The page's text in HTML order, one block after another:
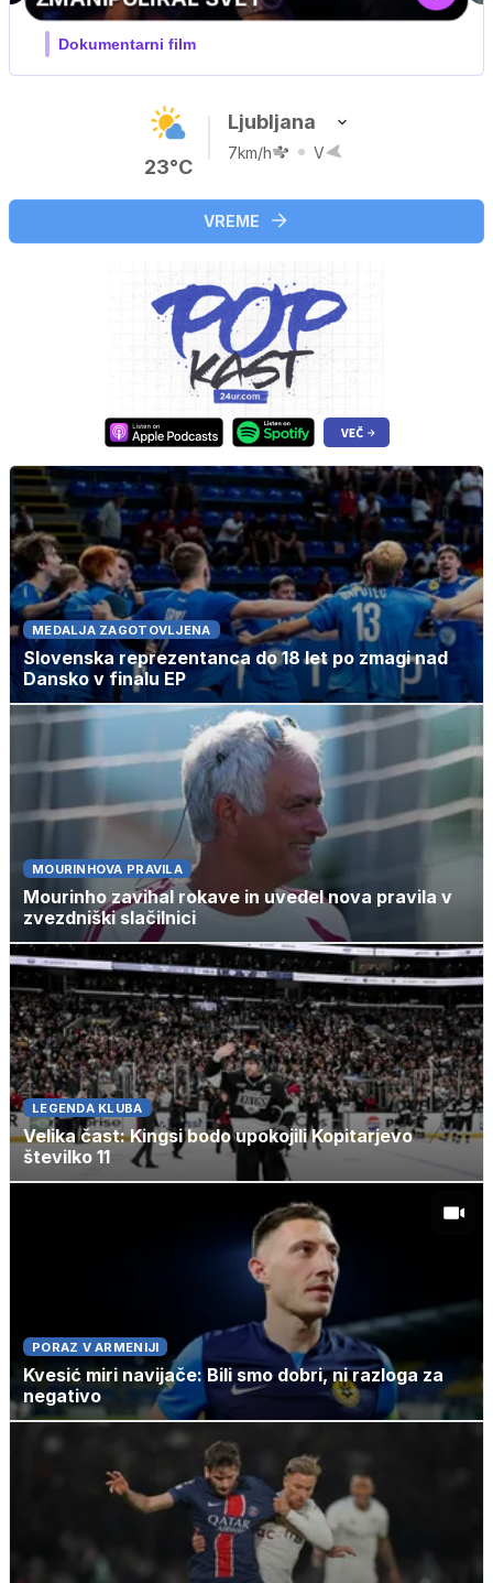
23°C
Ljubljana
7km/h V
VREME
MEDALJA ZAGOTOVLJENA
Slovenska reprezentanca do 18 let po zmagi nad
Dansko v finalu EP
MOURINHOVA PRAVILA
Mourinho zavihal rokave in uvedel nova pravila v
zvezdniški slačilnici
LEGENDA KLUBA
Velika čast: Kingsi bodo upokojili Kopitarjevo
številko 11
PORAZ V ARMENIJI
Kvesić miri navijače: Bili smo dobri, ni razloga za
negativo